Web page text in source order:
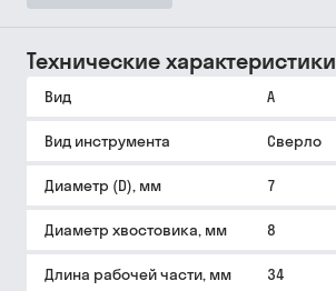
Технические характеристики
Вид A
Вид инструмента Сверло
Диаметр (D), мм 7
Диаметр хвостовика, мм 8
Длина рабочей части, мм 34